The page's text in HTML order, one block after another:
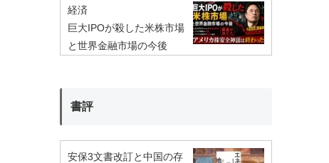
経済
巨大IPOが殺した米株市場
と世界金融市場の今後
書評
安保3文書改訂と中国の存